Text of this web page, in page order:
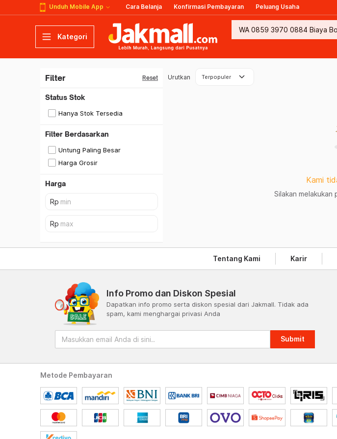
Unduh Mobile App Cara Belanja Konfirmasi Pembayaran Peluang Usaha
Kategori
Filter Reset
Status Stok
Hanya Stok Tersedia
Filter Berdasarkan
Untung Paling Besar
Harga Grosir
Harga
Urutkan Terpopuler keyboard_arrow_down
Kami
Silakan melakukan
Tentang Kami Karir
Info Promo dan Diskon Spesial
Dapatkan info promo serta diskon spesial dari Jakmall. Tidak ada
spam, kami menghargai privasi Anda
Submit
Metode Pembayaran